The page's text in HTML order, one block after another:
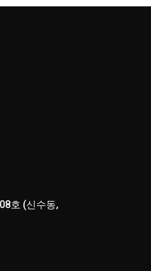
호 (신수동,